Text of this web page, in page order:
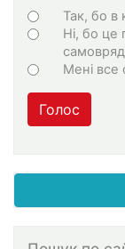
Choices
Так, бо в
Ні, бо це
Мені все
Голос